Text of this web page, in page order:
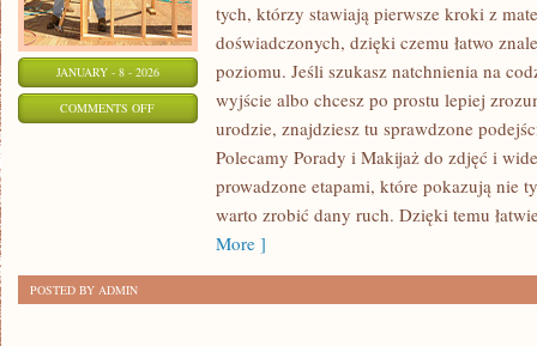
JANUARY - 8 - 2026
COMMENTS OFFON
tych, którzy stawiają pierwsze kroki z
doświadczonych, dzięki czemu łatwo
poziomu. Jeśli szukasz natchnienia na
wyjście albo chcesz po prostu lepiej
urodzie, znajdziesz tu sprawdzone
Polecamy Porady i Makijaż do zdjęć i
prowadzone etapami, które pokazują nie
warto zrobić dany ruch. Dzięki temu
More ]
POSTED BY ADMIN